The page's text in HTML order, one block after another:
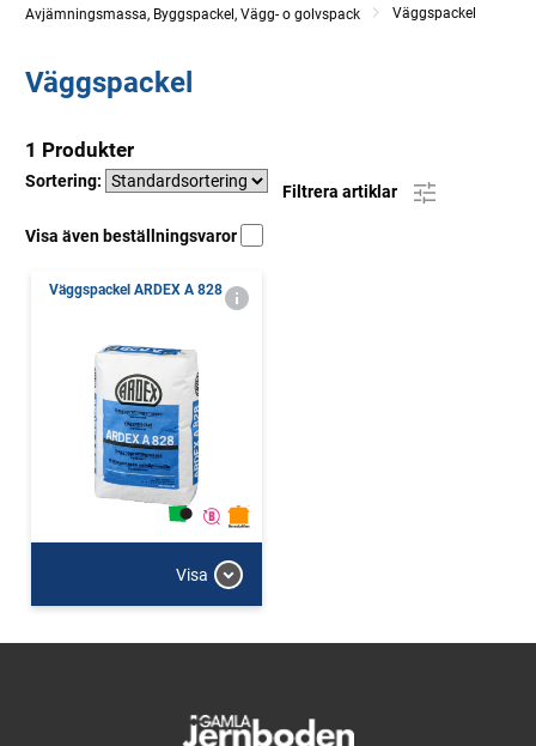
Avjämningsmassa, Byggspackel, Vägg- o golvspack
Väggspackel
Väggspackel
1 Produkter
Sortering:
Filtrera artiklar
Visa även beställningsvaror
Väggspackel ARDEX A 828
Visa